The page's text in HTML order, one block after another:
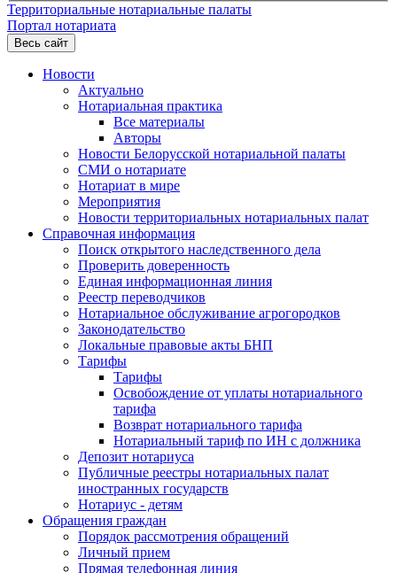
Территориальные нотариальные палаты
Портал нотариата
Весь сайт
Новости
Актуально
Нотариальная практика
Все материалы
Авторы
Новости Белорусской нотариальной палаты
СМИ о нотариате
Нотариат в мире
Мероприятия
Новости территориальных нотариальных палат
Справочная информация
Поиск открытого наследственного дела
Проверить доверенность
Единая информационная линия
Реестр переводчиков
Нотариальное обслуживание агрогородков
Законодательство
Локальные правовые акты БНП
Тарифы
Тарифы
Освобождение от уплаты нотариального
тарифа
Возврат нотариального тарифа
Нотариальный тариф по ИН с должника
Депозит нотариуса
Публичные реестры нотариальных палат
иностранных государств
Нотариус - детям
Обращения граждан
Порядок рассмотрения обращений
Личный прием
Прямая телефонная линия